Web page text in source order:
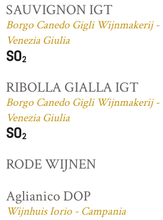
SAUVIGNON IGT
Borgo Canedo Gigli Wijnmakerij -
Venezia Giulia
RIBOLLA GIALLA IGT
Borgo Canedo Gigli Wijnmakerij -
Venezia Giulia
RODE WIJNEN
Aglianico DOP
Wijnhuis Iorio - Campania